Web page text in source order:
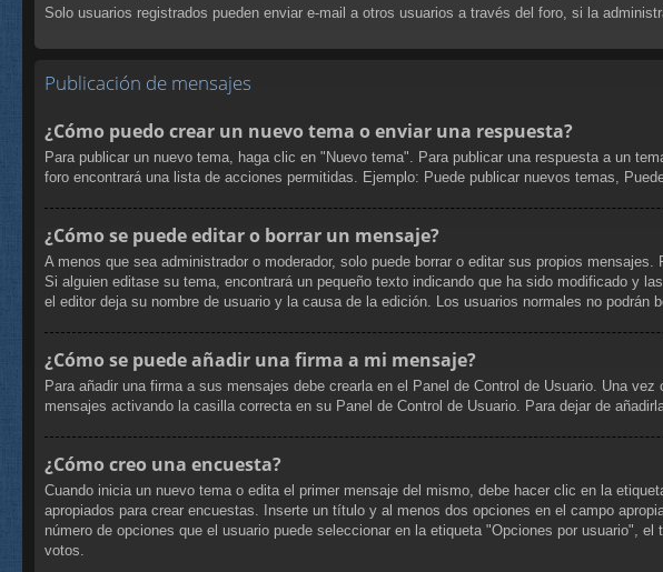
Solo usuarios registrados pueden enviar e-mail a otros usuarios a través del foro, si la
Publicación de mensajes
¿Cómo puedo crear un nuevo tema o enviar una respuesta?
Para publicar un nuevo tema, haga clic en "Nuevo tema". Para publicar una respuesta a un
foro encontrará una lista de acciones permitidas. Ejemplo: Puede publicar nuevos temas,
¿Cómo se puede editar o borrar un mensaje?
A menos que sea administrador o moderador, solo puede borrar o editar sus propios
Si alguien editase su tema, encontrará un pequeño texto indicando que ha sido modificado y
el editor deja su nombre de usuario y la causa de la edición. Los usuarios normales no podrán
¿Cómo se puede añadir una firma a mi mensaje?
Para añadir una firma a sus mensajes debe crearla en el Panel de Control de Usuario. Una
mensajes activando la casilla correcta en su Panel de Control de Usuario. Para dejar de
¿Cómo creo una encuesta?
Cuando inicia un nuevo tema o edita el primer mensaje del mismo, debe hacer clic en la
apropiados para crear encuestas. Inserte un título y al menos dos opciones en el campo
número de opciones que el usuario puede seleccionar en la etiqueta "Opciones por usuario",
votos.